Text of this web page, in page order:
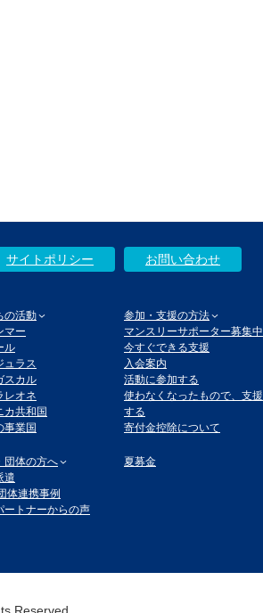
サイトポリシー お問い合わせ
の活動
マー
ル
ュラス
スカル
レオネ
カ共和国
事業国
参加・支援の方法
マンスリーサポーター募集中
今すぐできる支援
入会案内
活動に参加する
使わなくなったもので、支援
する
寄付金控除について
団体の方へ
遣
体連携事例
ートナーからの声
夏募金